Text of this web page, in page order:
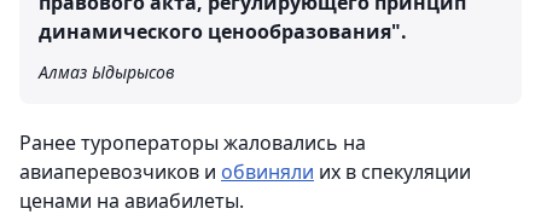
динамического ценообразования".
Алмаз Ыдырысов
Ранее туроператоры жаловались на
авиаперевозчиков и обвиняли их в спекуляции
ценами на авиабилеты.